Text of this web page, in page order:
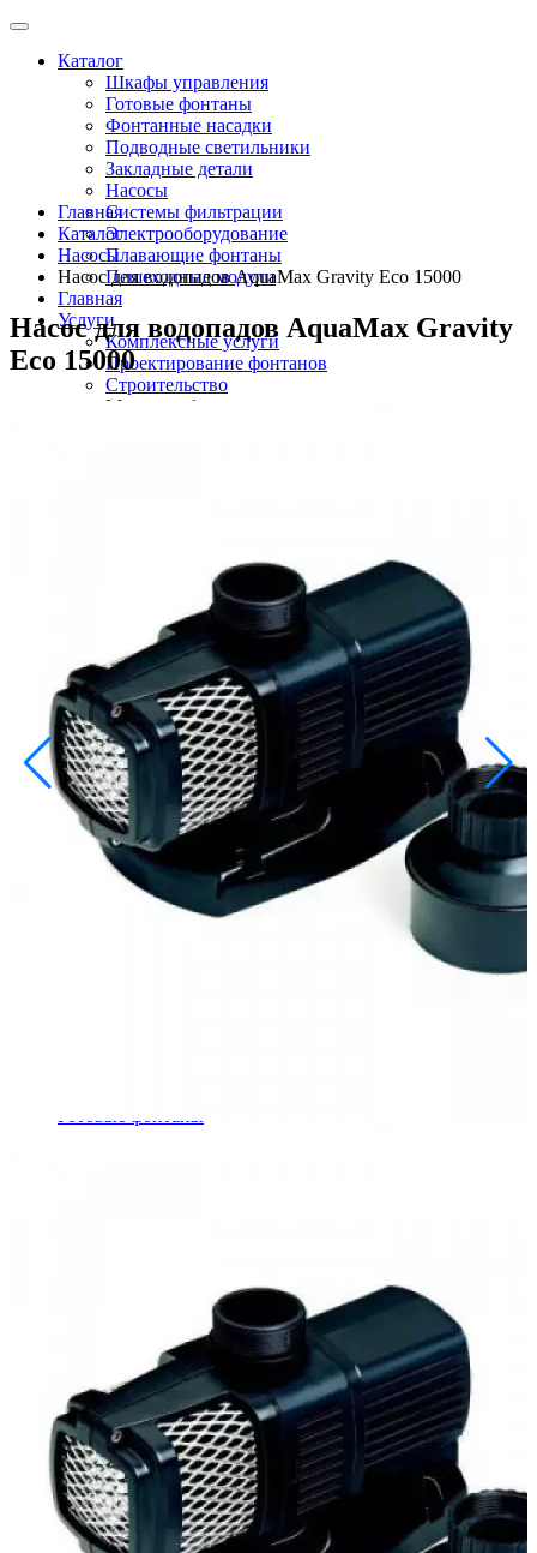
Каталог
Шкафы управления
Готовые фонтаны
Фонтанные насадки
Подводные светильники
Закладные детали
Насосы
Системы фильтрации
Электрооборудование
Плавающие фонтаны
Пешеходные модули
Главная
Услуги
Комплексные услуги
Проектирование фонтанов
Строительство
Монтаж оборудования
Каталог
Шкафы управления
Готовые фонтаны
Фонтанные насадки
Подводные светильники
Закладные детали
Насосы
Системы фильтрации
Электрооборудование
Плавающие фонтаны
Пешеходные модули
Пешеходные модули
Главная
Каталог
Насосы
Насос для водопадов AquaMax Gravity Eco 15000
Насос для водопадов AquaMax Gravity
Eco 15000